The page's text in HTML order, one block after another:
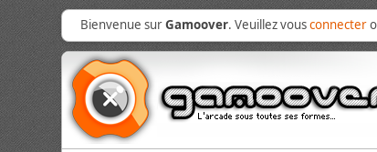
Bienvenue surGamoover. Veuillez vousconnecter